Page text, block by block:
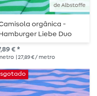
de Albstoffe
orgânica -
Hamburger Liebe Duo
Stripes Turquesa
Verde
€ *
| 27,89 € / metro